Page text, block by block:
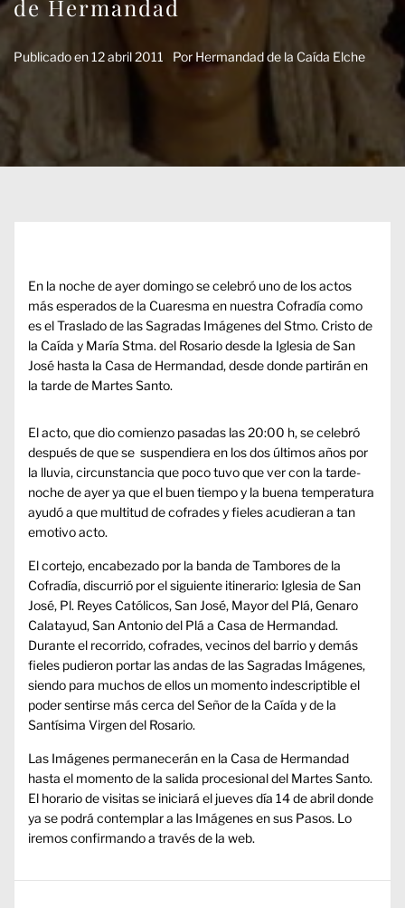
de Hermandad
Publicado en12 abril 2011 Por Hermandad de la Caída Elche
En la noche de ayer domingo se celebró uno de los actos
más esperados de la Cuaresma en nuestra Cofradía como
es el Traslado de las Sagradas Imágenes del Stmo. Cristo de
la Caída y María Stma. del Rosario desde la Iglesia de San
José hasta la Casa de Hermandad, desde donde partirán en
la tarde de Martes Santo.
El acto, que dio comienzo pasadas las 20:00 h, se celebró
después de que se suspendiera en los dos últimos años por
la lluvia, circunstancia que poco tuvo que ver con la tarde-
noche de ayer ya que el buen tiempo y la buena temperatura
ayudó a que multitud de cofrades y fieles acudieran a tan
emotivo acto.
El cortejo, encabezado por la banda de Tambores de la
Cofradía, discurrió por el siguiente itinerario: Iglesia de San
José, Pl. Reyes Católicos, San José, Mayor del Plá, Genaro
Calatayud, San Antonio del Plá a Casa de Hermandad.
Durante el recorrido, cofrades, vecinos del barrio y demás
fieles pudieron portar las andas de las Sagradas Imágenes,
siendo para muchos de ellos un momento indescriptible el
poder sentirse más cerca del Señor de la Caída y de la
Santísima Virgen del Rosario.
Las Imágenes permanecerán en la Casa de Hermandad
hasta el momento de la salida procesional del Martes Santo.
El horario de visitas se iniciará el jueves día 14 de abril donde
ya se podrá contemplar a las Imágenes en sus Pasos. Lo
iremos confirmando a través de la web.